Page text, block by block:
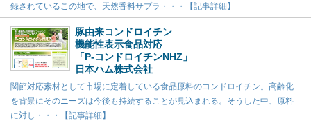
録されているこの地で、天然香料サプラ・・・【記事詳細】
豚由来コンドロイチン
機能性表示食品対応
「P-コンドロイチンNHZ」
日本ハム株式会社
関節対応素材として市場に定着している食品原料のコンドロイチン。高齢化
を背景にそのニーズは今後も持続することが見込まれる。そうした中、原料
に対し・・・【記事詳細】